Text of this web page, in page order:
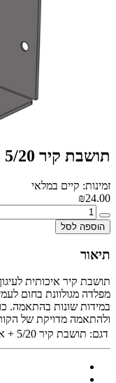
תושבת קיר 5/20 + אוזן שחורה B-025B
זמינות: קיים במלאי
₪24.00
הוספה לסל
תיאור
תושבת קיר איכותית
מפלדה מגולוונת בחום
במידות שונות בהתאמה.
ולהתאמה מדויקת של
דגם: תושבת קיר 5/20 + אוזן שחורה B-025B